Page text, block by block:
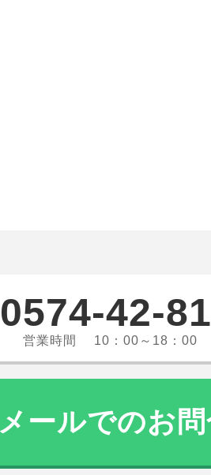
0574-42-
営業時間 10：00～18：00
メールでのお